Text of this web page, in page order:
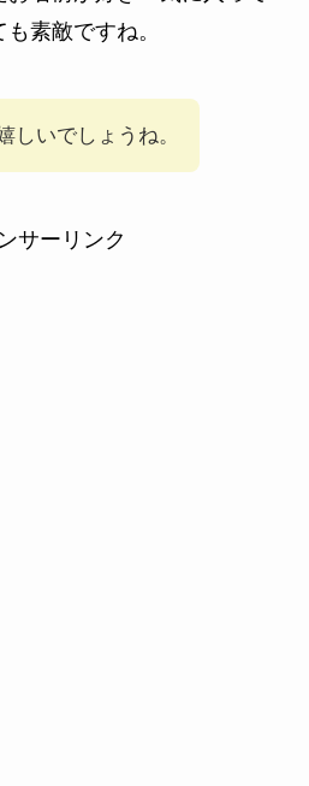
素敵ですね。
しいでしょうね。
サーリンク